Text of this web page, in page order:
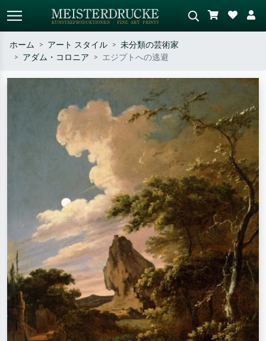
作家名・作品名・スタイルで検索
– 例：モネ、星月夜、印象派、北
斎の波、ヌード。
シーンを説明してください – 例：
緑の草原、赤の多い抽象画、暗い
油絵、木のそばの立ち姿のヌー
ド。
ホーム アート スタイル
未分類の芸術家
アダム・コロニア
エジプトへの逃避